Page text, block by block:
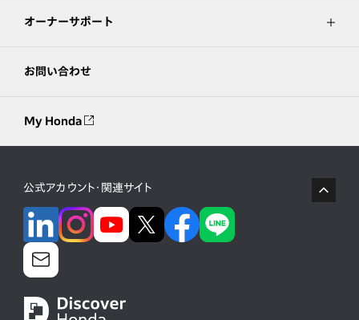
オーナーサポート
お問い合わせ
My Honda
公式アカウント・関連サイト